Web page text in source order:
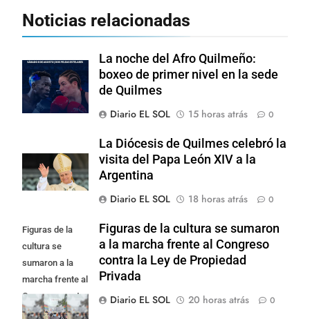
Noticias relacionadas
La noche del Afro Quilmeño:
boxeo de primer nivel en la sede
de Quilmes
Diario EL SOL
15 horas atrás 0
La Diócesis de Quilmes celebró la
visita del Papa León XIV a la
Argentina
Diario EL SOL
18 horas atrás 0
Figuras de la
cultura se
sumaron a la
marcha frente al
Congreso contra
la Ley de
Figuras de la cultura se sumaron
a la marcha frente al Congreso
contra la Ley de Propiedad
Privada
Diario EL SOL
20 horas atrás 0